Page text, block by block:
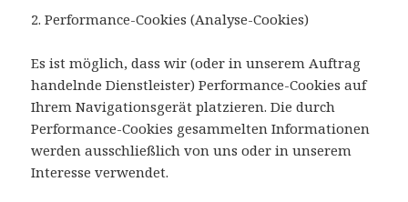
2. Performance-Cookies (Analyse-Cookies)
Es ist möglich, dass wir (oder in unserem Auftrag
handelnde Dienstleister) Performance-Cookies auf
Ihrem Navigationsgerät platzieren. Die durch
Performance-Cookies gesammelten Informationen
werden ausschließlich von uns oder in unserem
Interesse verwendet.